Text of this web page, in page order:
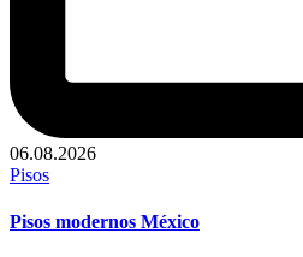
06.08.2026
Publicado
Pisos
Pisos modernos México